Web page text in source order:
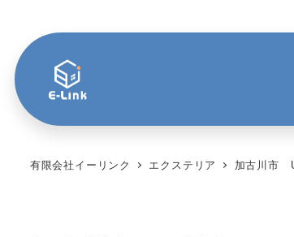
有限会社イーリンク エクステリア 加古川市